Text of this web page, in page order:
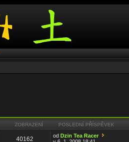
ZOBRAZENÍ POSLEDNÍ PŘÍSPĚVEK
40162 odDzin Tea Racer